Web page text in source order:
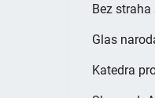
Bez
Glas
Katedra